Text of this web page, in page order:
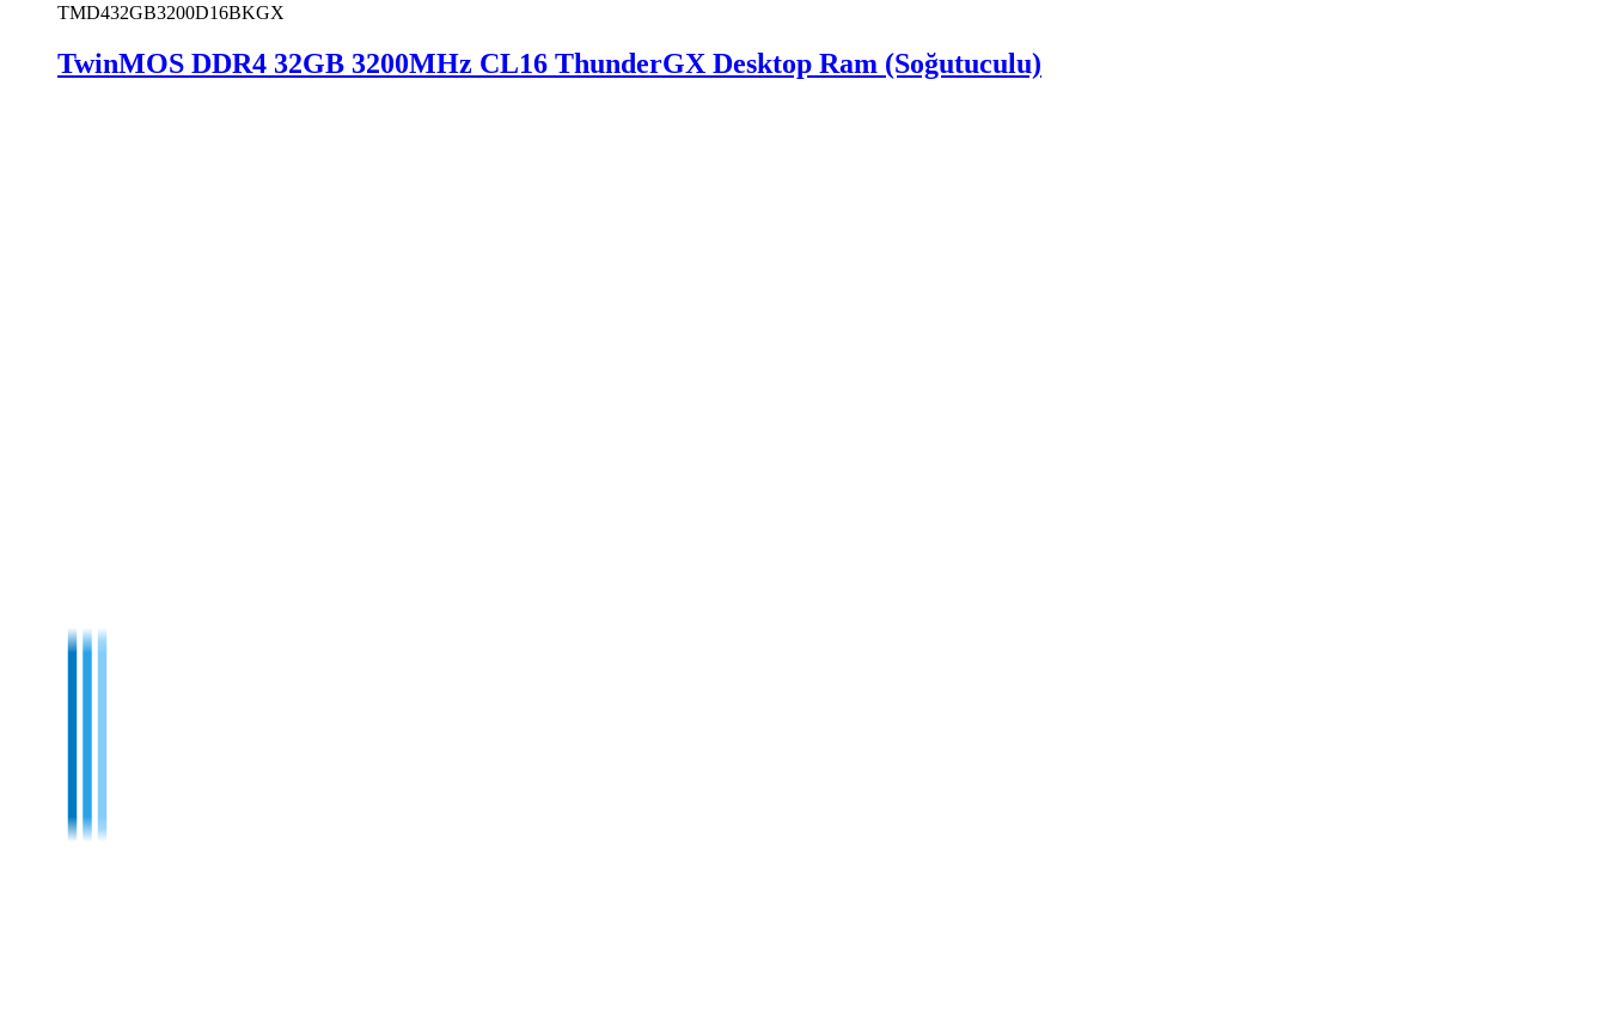
TMD432GB3200D16BKGX
TwinMOS DDR4 32GB 3200MHz CL16 ThunderGX Desktop Ram (Soğutuculu)